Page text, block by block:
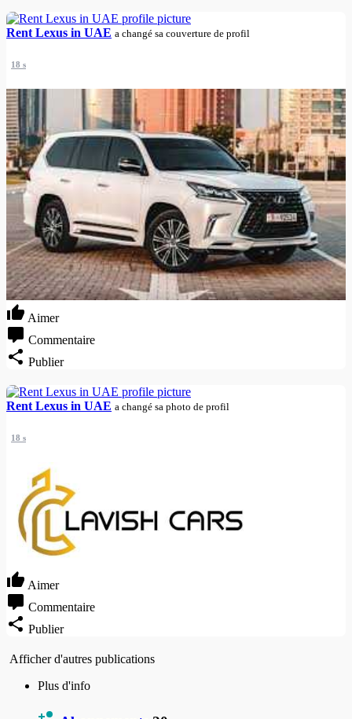
Rent Lexus in UAE a changé sa couverture de profil
18 s
Aimer
Commentaire
Publier
Rent Lexus in UAE a changé sa photo de profil
18 s
Aimer
Commentaire
Publier
Afficher d'autres publications
Plus d'info